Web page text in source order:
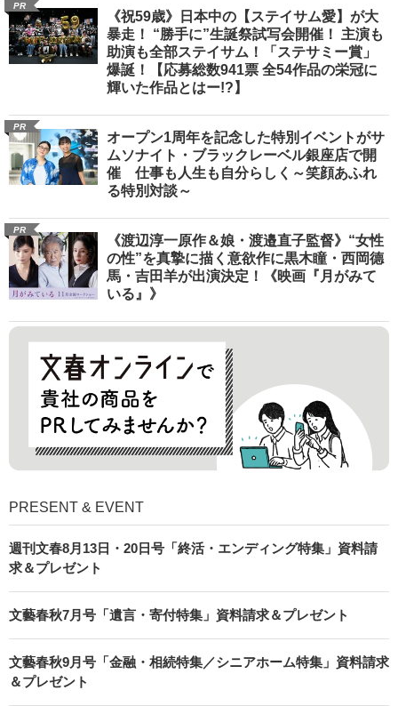
PR
《祝59歳》日本中の【ステイサム愛】が大
暴走！ “勝手に”生誕祭試写会開催！ 主演も
助演も全部ステイサム！「ステサミー賞」
爆誕！【応募総数941票 全54作品の栄冠に
輝いた作品とはー!?】
PR
オープン1周年を記念した特別イベントがサ
ムソナイト・ブラックレーベル銀座店で開
催 仕事も人生も自分らしく～笑顔あふれ
る特別対談～
PR
《渡辺淳一原作＆娘・渡邉直子監督》“女性
の性”を真摯に描く意欲作に黒木瞳・西岡德
馬・吉田羊が出演決定！《映画『月がみて
いる』》
PRESENT & EVENT
週刊文春8月13日・20日号「終活・エンディング特集」資料請
求＆プレゼント
文藝春秋7月号「遺言・寄付特集」資料請求＆プレゼント
文藝春秋9月号「金融・相続特集／シニアホーム特集」資料請求
＆プレゼント